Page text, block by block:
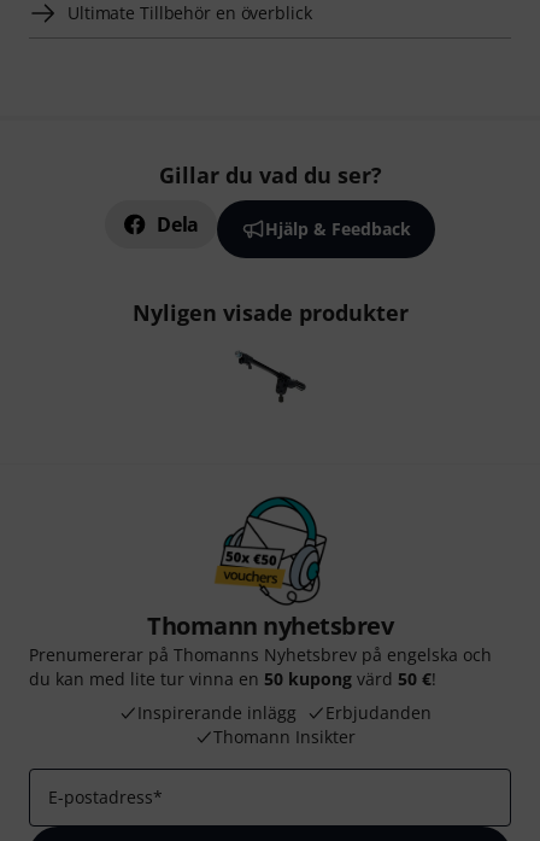
Ultimate Tillbehör en överblick
Gillar du vad du ser?
Dela Hjälp & Feedback
Nyligen visade produkter
Thomann nyhetsbrev
Prenumererar på Thomanns Nyhetsbrev på engelska och
du kan med lite tur vinna en 50 kupong värd 50 €!
Inspirerande inlägg
Erbjudanden
Thomann Insikter
E-postadress*